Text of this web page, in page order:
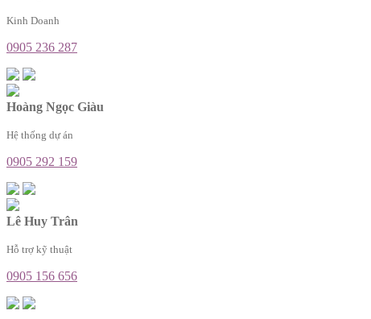
Kinh Doanh
0905 236 287
Hoàng Ngọc Giàu
Hệ thống dự án
0905 292 159
Lê Huy Trân
Hỗ trợ kỹ thuật
0905 156 656